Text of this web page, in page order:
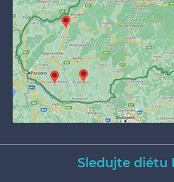
Sledujte diétu